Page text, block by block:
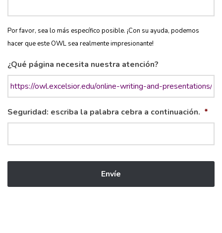
Por favor, sea lo más específico posible. ¡Con su ayuda, podemos
hacer que este OWL sea realmente impresionante!
¿Qué página necesita nuestra atención?
Seguridad: escriba la palabra cebra a continuación. *